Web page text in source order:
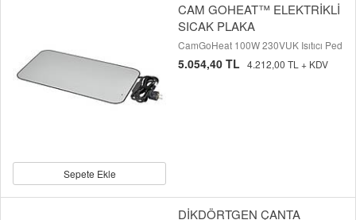
Sepete Ekle
CAM GOHEAT™ ELEKTRİKLİ
SICAK PLAKA
CamGoHeat 100W 230VUK Isıtıcı Ped
5.054,40 TL 4.212,00 TL + KDV
DİKDÖRTGEN ÇANTA